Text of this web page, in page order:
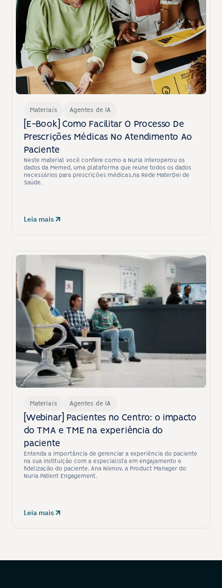
Materiais Agentes de IA
[E-Book] Como Facilitar O Processo De
Prescrições Médicas No Atendimento Ao
Paciente
Neste material você confere como a Nuria interoperou os
dados da Memed, uma plataforma que reúne todos os dados
necessários para prescrições médicas,na Rede MaterDei de
Saúde.
Leia mais
Materiais Agentes de IA
[Webinar] Pacientes no Centro: o impacto
do TMA e TME na experiência do
paciente
Entenda a importância de gerenciar a experiência do paciente
na sua instituição com a especialista em engajamento e
fidelização do paciente, Ana Nienov, a Product Manager do
Nuria Patient Engagement.
Leia mais